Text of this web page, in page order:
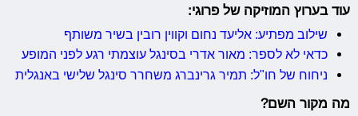
עוד בערוץ המוזיקה של פרוגי:
שילוב מפתיע: אליעד נחום וקווין רובין בשיר משותף
כדאי לא לספר: מאור אדרי בסינגל עוצמתי רגע לפני המופע
ניחוח של חו"ל: תמיר גרינברג משחרר סינגל שלישי באנגלית
מה מקור השם?